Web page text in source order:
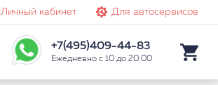
Личный кабинет Для автосервисов
+7(495)409-44-83
Ежедневно с 10 до 20:00